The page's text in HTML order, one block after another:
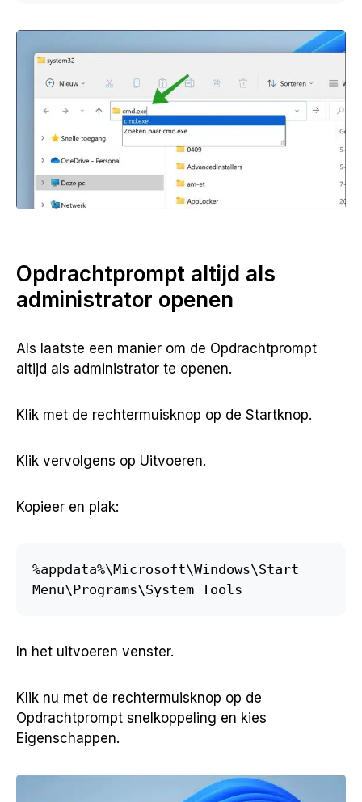
Opdrachtprompt altijd als
administrator openen
Als laatste een manier om de Opdrachtprompt
altijd als administrator te openen.
Klik met de rechtermuisknop op de Startknop.
Klik vervolgens op Uitvoeren.
Kopieer en plak:
%appdata%\Microsoft\Windows\Start
Menu\Programs\System Tools
In het uitvoeren venster.
Klik nu met de rechtermuisknop op de
Opdrachtprompt snelkoppeling en kies
Eigenschappen.